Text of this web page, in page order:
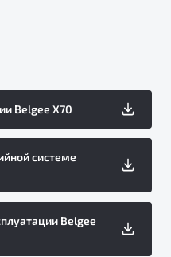
Belgee X70
системе
Belgee